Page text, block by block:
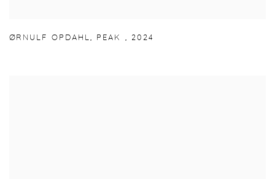
ØRNULF OPDAHL, PEAK , 2024